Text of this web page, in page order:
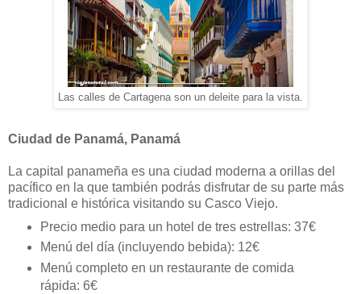
Las calles de Cartagena son un deleite para la vista.
Ciudad de Panamá, Panamá
La capital panameña es una ciudad moderna a orillas del
pacífico en la que también podrás disfrutar de su parte más
tradicional e histórica visitando su Casco Viejo.
Precio medio para un hotel de tres estrellas: 37€
Menú del día (incluyendo bebida): 12€
Menú completo en un restaurante de comida
rápida: 6€